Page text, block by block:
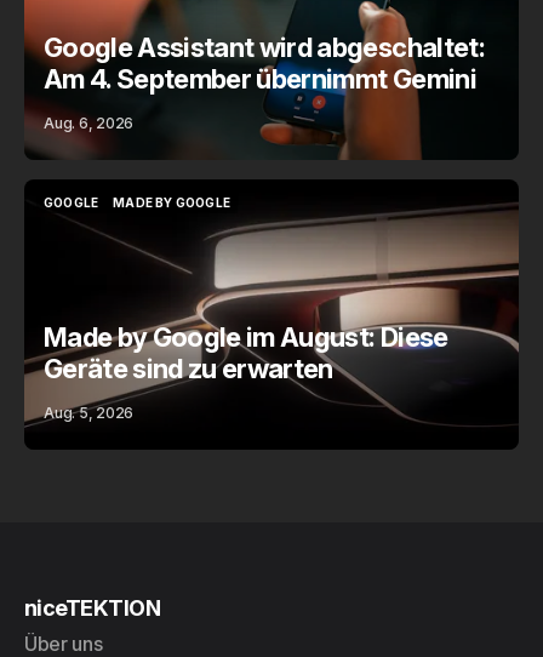
Google Assistant wird abgeschaltet:
Am 4. September übernimmt Gemini
Aug. 6, 2026
GOOGLE
GOOGLE
MADE BY GOOGLE
Made by Google im August: Diese
Geräte sind zu erwarten
Aug. 5, 2026
niceTEKTION
Über uns